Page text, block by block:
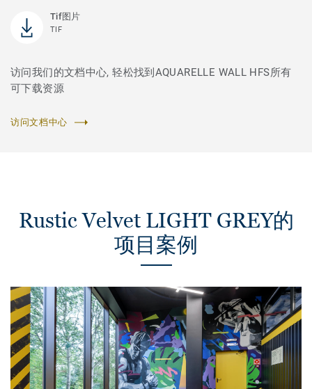
Tif图片
TIF
访问我们的文档中心, 轻松找到AQUARELLE WALL HFS所有
可下载资源
访问文档中心
Rustic Velvet LIGHT GREY的
项目案例